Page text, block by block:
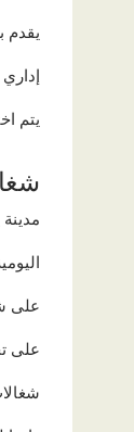
يقدم
يتم
على
على